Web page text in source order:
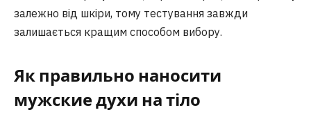
залежно від шкіри, тому тестування завжди
залишається кращим способом вибору.
Як правильно наносити
мужские духи на тіло